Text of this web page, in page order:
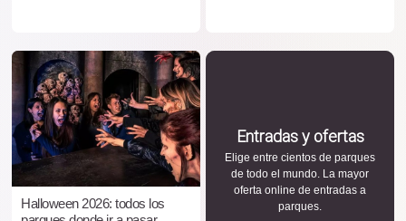
Halloween 2026: todos los
Entradas y ofertas
Elige entre cientos de parques
de todo el mundo. La mayor
oferta online de entradas a
parques.